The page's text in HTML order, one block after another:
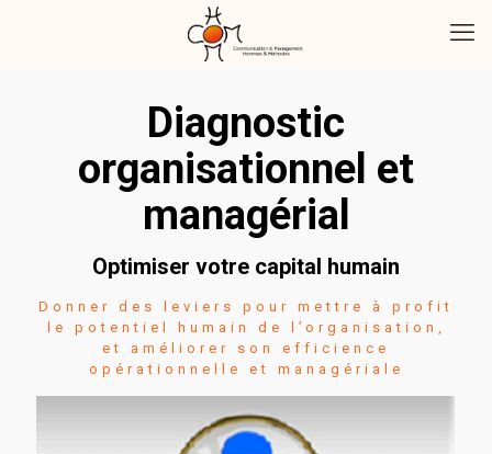
Diagnostic
organisationnel et
managérial
Optimiser votre capital humain
Donner des leviers pour mettre à profit
le potentiel humain de l’organisation,
et améliorer son efficience
opérationnelle et managériale